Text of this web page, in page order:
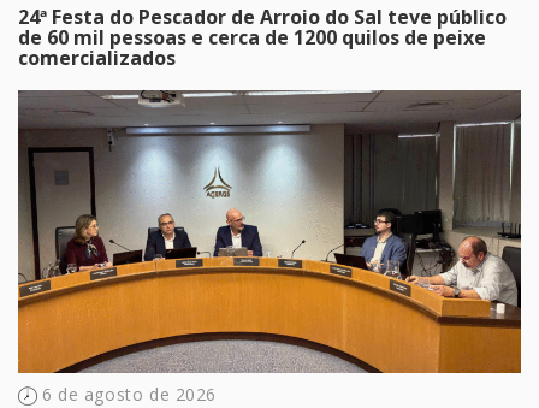
24ª Festa do Pescador de Arroio do Sal teve público
de 60 mil pessoas e cerca de 1200 quilos de peixe
comercializados
6 de agosto de 2026